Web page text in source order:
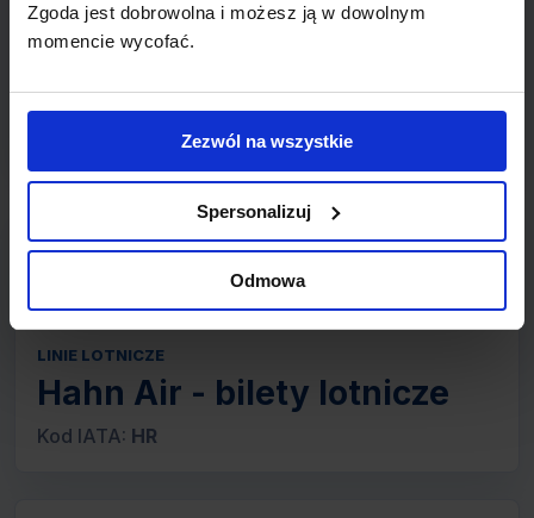
Zgoda jest dobrowolna i możesz ją w dowolnym
momencie wycofać.
Zezwól na wszystkie
Spersonalizuj
Odmowa
PAROS
LINIE LOTNICZE
Hahn Air - bilety lotnicze
Kod IATA: HR